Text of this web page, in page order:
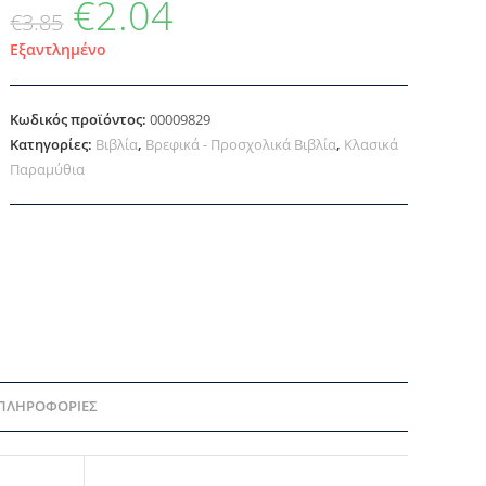
€3.85 €2.04
Εξαντλημένο
Κωδικός προϊόντος:00009829
Κατηγορίες: Βιβλία, Βρεφικά - Προσχολικά Βιβλία, Κλασικά
Παραμύθια